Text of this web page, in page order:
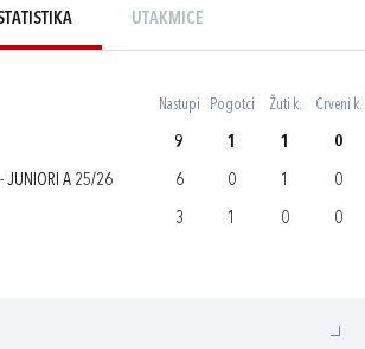
UTAKMICE
Nastupi Pogotci Žuti k. Crveni k.
9 1 1 0
- JUNIORI A 25/26 6 0 1 0
3 1 0 0